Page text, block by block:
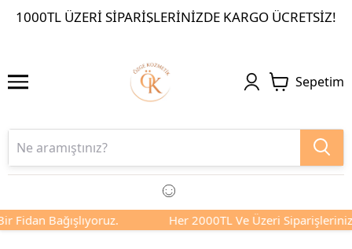
1000TL ÜZERI SIPARIŞLERINIZDE KARGO ÜCRETSIZ!
Sepetim
Bağışlıyoruz. Her 2000TL Ve Üzeri Siparişlerinizde